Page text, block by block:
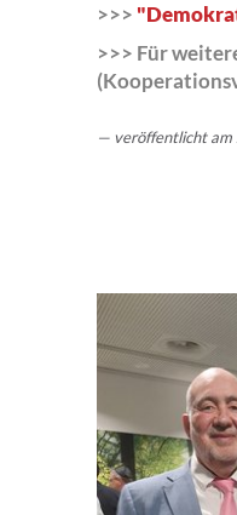
>>>
>>> Für
veröffentlicht